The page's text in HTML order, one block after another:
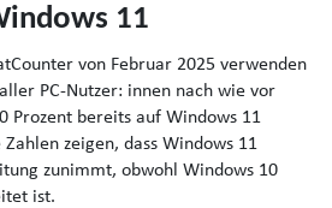
11
von Februar 2025 verwenden
PC-Nutzer: innen nach wie vor
Prozent bereits auf Windows 11
zeigen, dass Windows 11
zunimmt, obwohl Windows 10
ist.